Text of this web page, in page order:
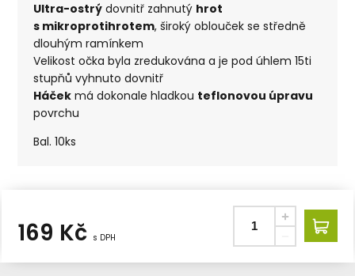
Ultra-ostrý dovnitř zahnutý hrot
s mikroprotihrotem, široký oblouček se středně
dlouhým ramínkem
Velikost očka byla zredukována a je pod úhlem 15ti
stupňů vyhnuto dovnitř
Háček má dokonale hladkou teflonovou úpravu
povrchu
Bal. 10ks
169 Kč s DPH